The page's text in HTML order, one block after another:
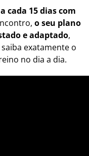
cada 15 dias com
o seu plano
e adaptado,
exatamente o
no dia a dia.